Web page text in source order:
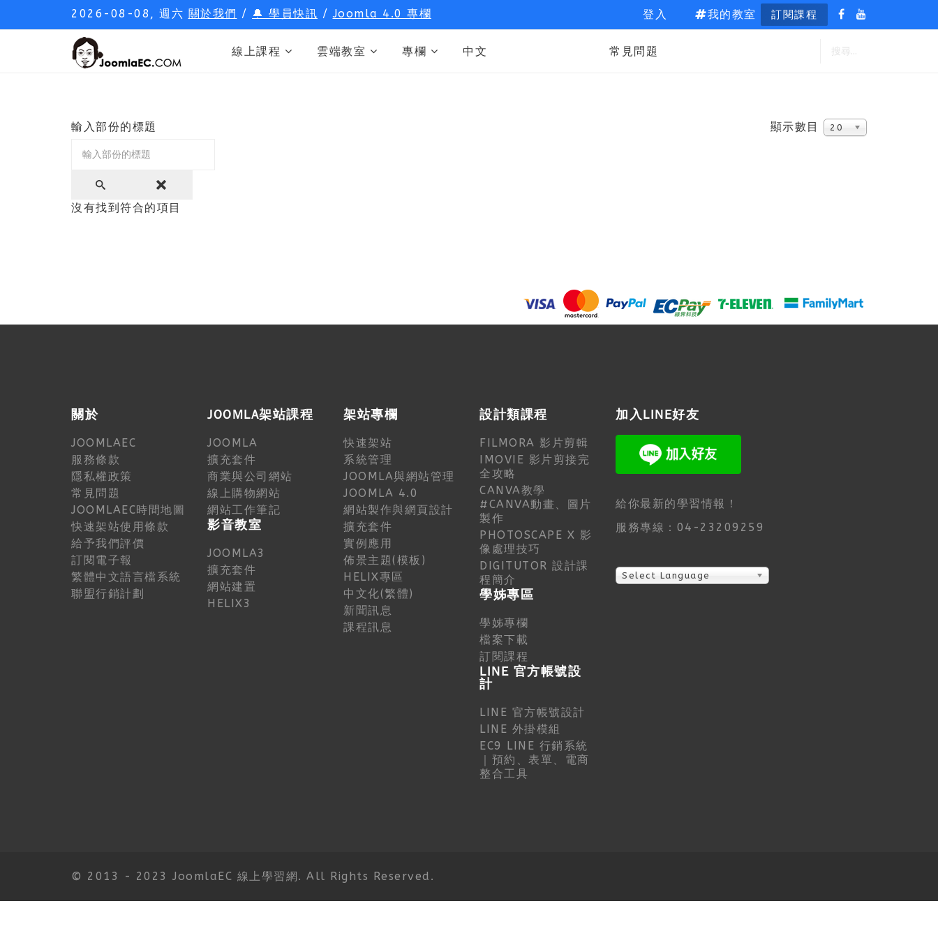
2026-08-08, 週六 關於我們 / 🔔 學員快訊 /Joomla 4.0 專欄 登入 我的教室 訂閱課程
線上課程 雲端教室 專欄 中文 常見問題
輸入部份的標題 顯示數目 20
沒有找到符合的項目
關於
JOOMLAEC
服務條款
隱私權政策
常見問題
JOOMLAEC時間地圖
快速架站使用條款
給予我們評價
訂閱電子報
繁體中文語言檔系統
聯盟行銷計劃
JOOMLA架站課程
JOOMLA
擴充套件
商業與公司網站
線上購物網站
網站工作筆記
影音教室
JOOMLA3
擴充套件
網站建置
HELIX3
架站專欄
快速架站
系統管理
JOOMLA與網站管理
JOOMLA 4.0
網站製作與網頁設計
擴充套件
實例應用
佈景主題(模板)
HELIX專區
中文化(繁體)
新聞訊息
課程訊息
設計類課程
FILMORA 影片剪輯
IMOVIE 影片剪接完
全攻略
CANVA教學
#CANVA動畫、圖片
製作
PHOTOSCAPE X 影
像處理技巧
DIGITUTOR 設計課
程簡介
學姊專區
學姊專欄
檔案下載
訂閱課程
LINE 官方帳號設
計
LINE 官方帳號設計
LINE 外掛模組
EC9 LINE 行銷系統
｜預約、表單、電商
整合工具
加入LINE好友
給你最新的學習情報！
服務專線：04-23209259
Select Language
© 2013 - 2023 JoomlaEC 線上學習網. All Rights Reserved.